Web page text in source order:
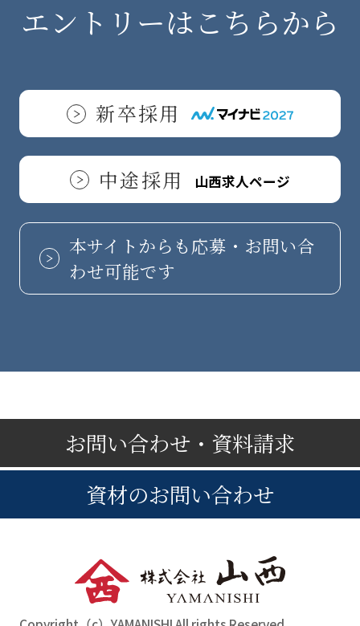
エントリーはこちらから
新卒採用
中途採用 山西求人ページ
本サイトからも応募・お問い合
わせ可能です
お問い合わせ・資料請求
資材のお問い合わせ